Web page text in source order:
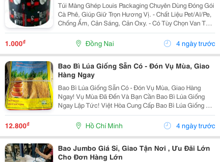
Túi Màng Ghép Louis Packaging Chuyên Dùng Đóng Gói
Cà Phê, Giúp Giữ Trọn Hương Vị. - Chất Liệu Pet/Al/Pe,
Chống Ẩm, Cản Sáng, Cản Oxy. - Có Tùy Chọn Van Thở
1 Chiều. - Đa Dạng Kiểu Dáng Và Kích Thước: 250G,
500G, 1Kg. - Nhận In Ấn Thiết Kế...
1.000₫ Đồng Nai 4 ngày trước
Bao Bì Lúa Giống Sẵn Có - Đón Vụ Mùa, Giao
Hàng Ngay
Bao Bì Lúa Giống Sẵn Có - Đón Vụ Mùa, Giao Hàng
Ngay! Vụ Mùa Đã Đến Và Bạn Cần Bao Bì Lúa Giống
Ngay Lập Tức! Việt Hòa Cung Cấp Bao Bì Lúa Giống Có
Sẵn, Với Số Lượng Linh Hoạt, Sẵn Sàng Giao Ngay
Giúp Bạn Kịp Thời Chuẩn Bị Cho Vụ Mùa Mới. Bao Bì...
12.800₫ Hồ Chí Minh 4 ngày trước
Bao Jumbo Giá Sỉ, Giao Tận Nơi , Ưu Đãi Lớn
Cho Đơn Hàng Lớn